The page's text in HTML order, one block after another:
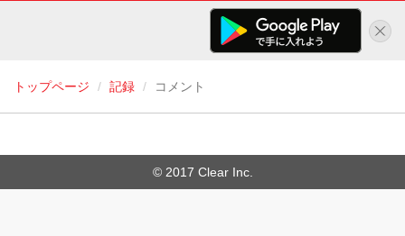
トップページ 記録 コメント
© 2017 Clear Inc.